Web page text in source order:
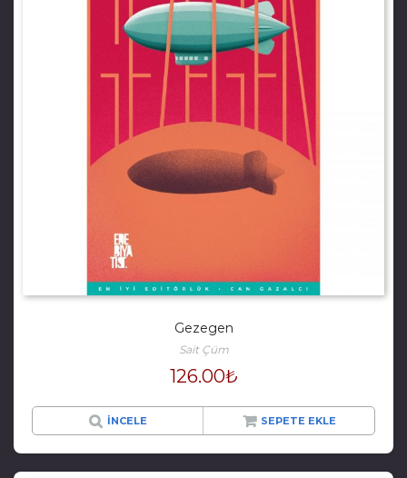
Gezegen
Sait Çüm
126.00₺
İNCELE SEPETE EKLE